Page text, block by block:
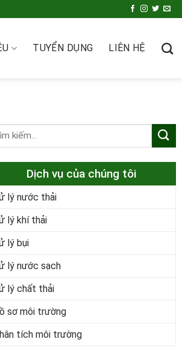
TUYỂN DỤNG LIÊN HỆ
Dịch vụ của chúng tôi
lý nước thải
lý khí thải
lý bụi
lý nước sạch
lý chất thải
sơ môi trường
tích môi trường